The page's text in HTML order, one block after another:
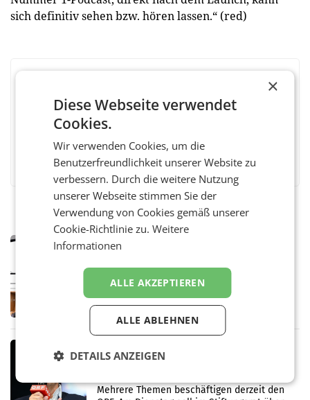
sich definitiv sehen bzw. hören lassen.“ (red)
FacebookTwitterMessengerWhatsAppLinkedInXING Teilen
fordert sensible Berichterstattung
WIEN Der Presserat fordert Medienvertreter
dazu auf, im U-Ausschuss zu den
Ermittlungen rund um das Ableben des Ex-
Sektionschefs im Justizministerium, Christian
Pilnacek, auf sensible
den SN gegen Vorwürfe
Mehrere Themen beschäftigen derzeit den
×
Diese Webseite verwendet
Cookies.
Wir verwenden Cookies, um die
Benutzerfreundlichkeit unserer Website zu
verbessern. Durch die weitere Nutzung
unserer Webseite stimmen Sie der
Verwendung von Cookies gemäß unserer
Cookie-Richtlinie zu.Weitere
Informationen
ALLE AKZEPTIEREN
ALLE ABLEHNEN
DETAILS ANZEIGEN